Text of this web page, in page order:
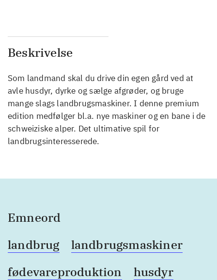
Beskrivelse
Som landmand skal du drive din egen gård ved at
avle husdyr, dyrke og sælge afgrøder, og bruge
mange slags landbrugsmaskiner. I denne premium
edition medfølger bl.a. nye maskiner og en bane i de
schweiziske alper. Det ultimative spil for
landbrugsinteresserede.
Emneord
landbrug
landbrugsmaskiner
fødevareproduktion
husdyr